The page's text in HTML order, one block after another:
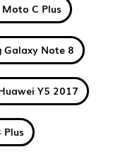
C Plus
Galaxy Note 8
Y5 2017
Plus